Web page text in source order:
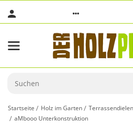
Startseite Holz im Garten Terrassendielen
aMbooo Unterkonstruktion